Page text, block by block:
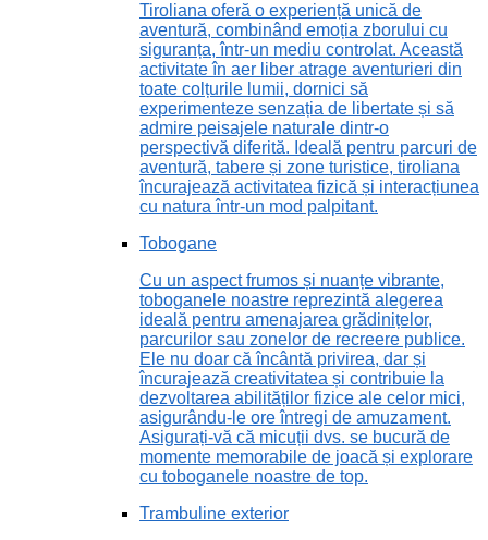
Tiroliana oferă o experiență unică de
aventură, combinând emoția zborului cu
siguranța, într-un mediu controlat. Această
activitate în aer liber atrage aventurieri din
toate colțurile lumii, dornici să
experimenteze senzația de libertate și să
admire peisajele naturale dintr-o
perspectivă diferită. Ideală pentru parcuri de
aventură, tabere și zone turistice, tiroliana
încurajează activitatea fizică și interacțiunea
cu natura într-un mod palpitant.
Tobogane
Cu un aspect frumos și nuanțe vibrante,
toboganele noastre reprezintă alegerea
ideală pentru amenajarea grădinițelor,
parcurilor sau zonelor de recreere publice.
Ele nu doar că încântă privirea, dar și
încurajează creativitatea și contribuie la
dezvoltarea abilităților fizice ale celor mici,
asigurându-le ore întregi de amuzament.
Asigurați-vă că micuții dvs. se bucură de
momente memorabile de joacă și explorare
cu toboganele noastre de top.
Trambuline exterior